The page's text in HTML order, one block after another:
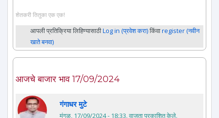
शेतकरी तितुका एक एक!
आपली प्रतिक्रिया लिहिण्यासाठीLog in (प्रवेश करा)किंवाregister (नवीन
खाते बनवा)
आजचे बाजार भाव 17/09/2024
गंगाधर मुटे
मंगळ, 17/09/2024 - 18:33. वाजता प्रकाशित केले.